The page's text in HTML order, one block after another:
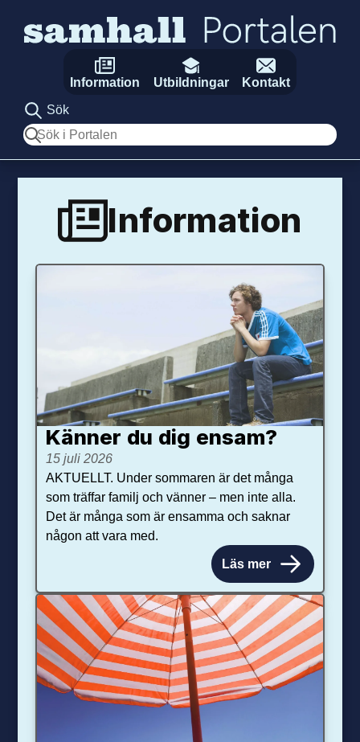
Information Utbildningar
Kontakt
Sök
Sök
Information
Känner du dig ensam?
15 juli 2026
AKTUELLT. Under sommaren är det många
som träffar familj och vänner – men inte alla.
Det är många som är ensamma och saknar
någon att vara med.
Läs mer